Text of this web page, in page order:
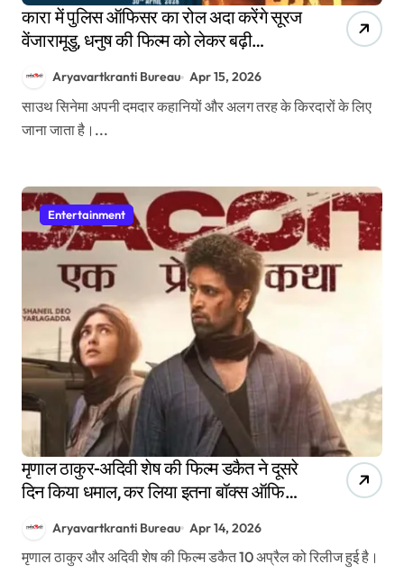
कारा में पुलिस ऑफिसर का रोल अदा करेंगे सूरज
वेंजारामूडु, धनुष की फिल्म को लेकर बढ़ी
Aryavartkranti Bureau Apr 15, 2026
साउथ सिनेमा अपनी दमदार कहानियों और अलग तरह के किरदारों के लिए
जाना जाता है।...
Entertainment
मृणाल ठाकुर-अदिवी शेष की फिल्म डकैत ने दूसरे
दिन किया धमाल, कर लिया इतना बॉक्स ऑफिस
Aryavartkranti Bureau Apr 14, 2026
मृणाल ठाकुर और अदिवी शेष की फिल्म डकैत 10 अप्रैल को रिलीज हुई है।